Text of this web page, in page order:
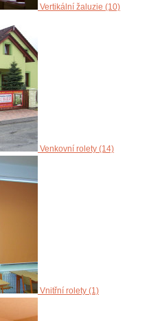
Vertikální žaluzie (10)
Venkovní rolety (14)
Vnitřní rolety (1)